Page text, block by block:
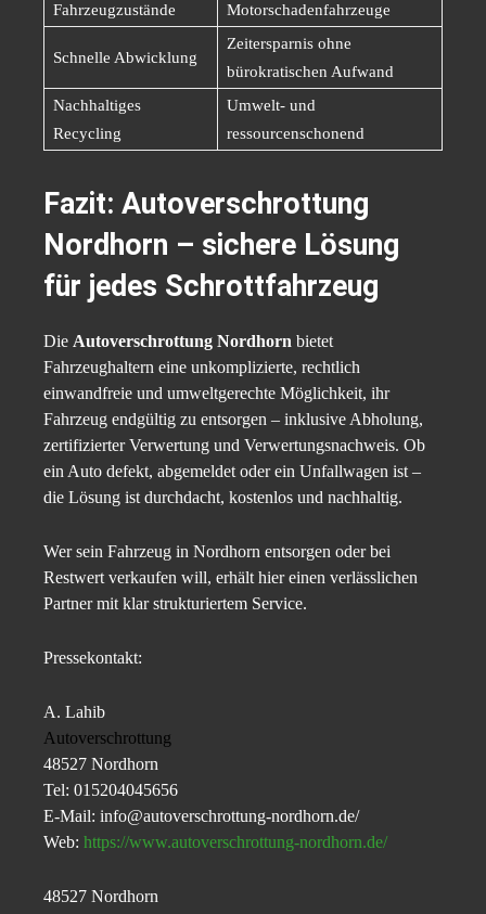
Fahrzeugzustände
Motorschadenfahrzeuge
Schnelle Abwicklung
Zeitersparnis ohne
bürokratischen Aufwand
Nachhaltiges
Recycling
Umwelt- und
ressourcenschonend
Fazit: Autoverschrottung
Nordhorn – sichere Lösung
für jedes Schrottfahrzeug
Die Autoverschrottung Nordhorn bietet
Fahrzeughaltern eine unkomplizierte, rechtlich
einwandfreie und umweltgerechte Möglichkeit, ihr
Fahrzeug endgültig zu entsorgen – inklusive Abholung,
zertifizierter Verwertung und Verwertungsnachweis. Ob
ein Auto defekt, abgemeldet oder ein Unfallwagen ist –
die Lösung ist durchdacht, kostenlos und nachhaltig.
Wer sein Fahrzeug in Nordhorn entsorgen oder bei
Restwert verkaufen will, erhält hier einen verlässlichen
Partner mit klar strukturiertem Service.
Pressekontakt:
A. Lahib
Autoverschrottung
48527 Nordhorn
Tel: 015204045656
E-Mail: info@autoverschrottung-nordhorn.de/
Web: https://www.autoverschrottung-nordhorn.de/
48527 Nordhorn